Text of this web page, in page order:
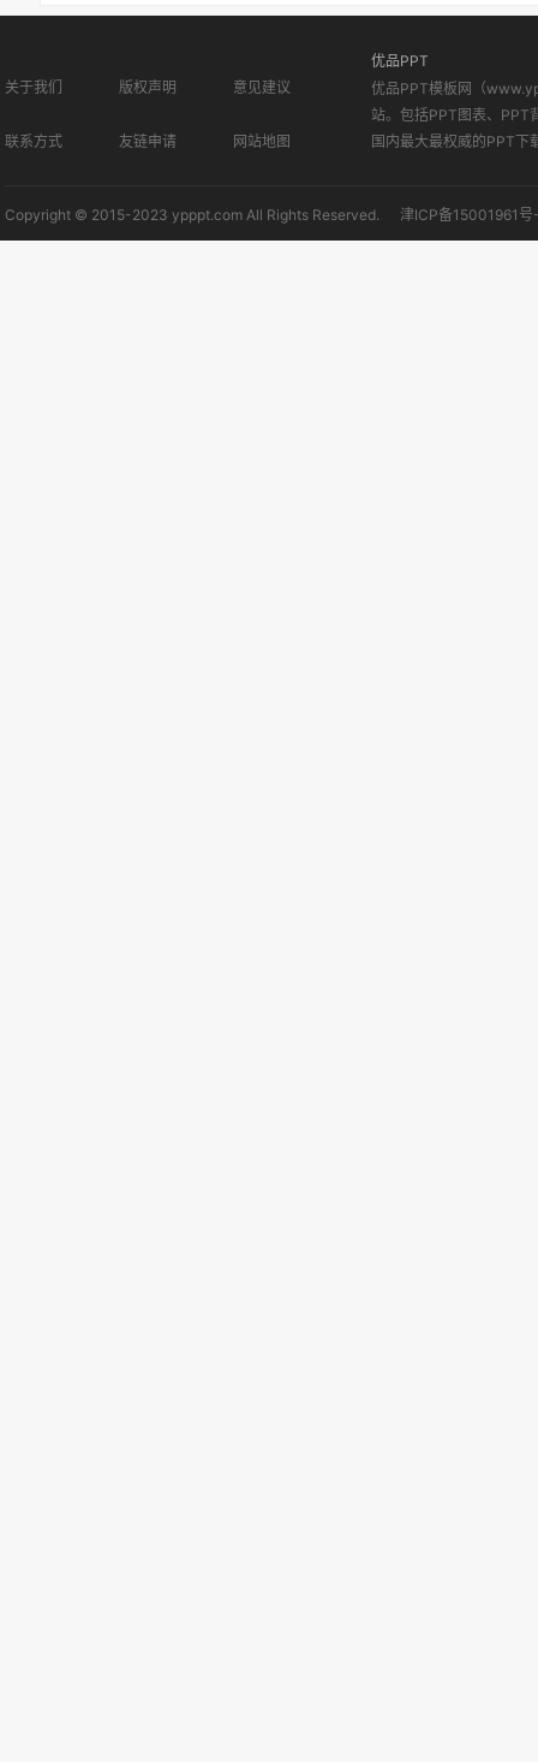
关于我们 版权声明 意见建议
联系方式 友链申请 网站地图
优品PPT
优品PPT模板网（
站。包括PPT图表、PPT
国内最大最权威的PPT下
Copyright © 2015-2023 ypppt.com All Rights Reserved. 津ICP备15001961号